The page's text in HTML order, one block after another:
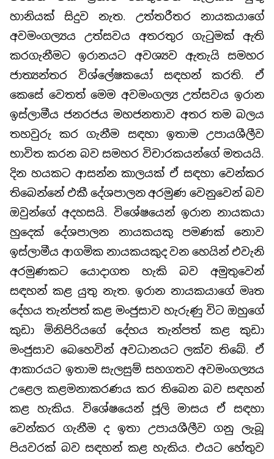
හානියක් සිදුව නැත. උත්තරීතර නායකයාගේ
අවමංගල්‍යය උත්සවය අතරතුර ගැටුමක් ඇති
කරගැනීමට ඉරානයට අවශ්‍යව ඇතැයි සමහර
ජාත්‍යන්තර විශ්ලේෂකයෝ සඳහන් කරති. ඒ
කෙසේ වෙතත් මෙම අවමංගල්‍ය උත්සවය ඉරාන
ඉස්ලාමීය ජනරජය මහජනතාව අතර තම බලය
තහවුරු කර ගැනීම සඳහා ඉතාම උපායශීලීව
භාවිත කරන බව සමහර විචාරකයන්ගේ මතයයි.
දින හයකට ආසන්න කාලයක් ඒ සඳහා වෙන්කර
තිබෙන්නේ එකී දේශපාලන අරමුණ වෙනුවෙන් බව
ඔවුන්ගේ අදහසයි. විශේෂයෙන් ඉරාන නායකයා
හුදෙක් දේශපාලන නායකයකු පමණක් නොව
ඉස්ලාමීය ආගමික නායකයකුද වන හෙයින් එවැනි
අරමුණකට යොදාගත හැකි බව අමුතුවෙන්
සඳහන් කළ යුතු නැත. ඉරාන නායකයාගේ මෘත
දේහය තැන්පත් කළ මංජුසාව හැරුණු විට ඔහුගේ
කුඩා මිනිපිරියගේ දේහය තැන්පත් කළ කුඩා
මංජුසාව බෙහෙවින් අවධානයට ලක්ව තිබේ. ඒ
ආකාරයට ඉතාම සැලසුම් සහගතව අවමංගල්‍යය
උළෙල කළමනාකරණය කර තිබෙන බව සඳහන්
කළ හැකිය. විශේෂයෙන් ජූලි මාසය ඒ සඳහා
වෙන්කර ගැනීම ද ඉතා උපායශීලීව ගනු ලැබූ
පියවරක් බව සඳහන් කළ හැකිය. එයට හේතුව